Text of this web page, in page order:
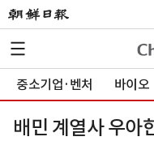
중소기업·벤처 바이오
배민 계열사 우아